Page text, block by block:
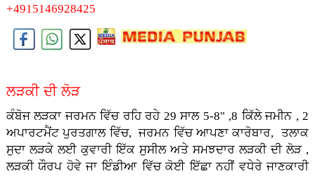
+4915146928425
ਲੜਕੀ ਦੀ ਲੋੜ
ਕੰਬੋਜ ਲੜਕਾ ਜਰਮਨ ਵਿੱਚ ਰਹਿ ਰਹੇ 29 ਸਾਲ 5-8" ,8 ਕਿੱਲੇ ਜਮੀਨ , 2
ਅਪਾਰਟਮੈਂਟ ਪੁਰਤਗਾਲ ਵਿੱਚ, ਜਰਮਨ ਵਿੱਚ ਆਪਣਾ ਕਾਰੋਬਾਰ, ਤਲਾਕ
ਸੁਦਾ ਲੜਕੇ ਲਈ ਕੁਵਾਰੀ ਇੱਕ ਸੁਸੀਲ ਅਤੇ ਸਮਝਦਾਰ ਲੜਕੀ ਦੀ ਲੋੜ ,
ਲੜਕੀ ਯੌਰਪ ਹੋਵੇ ਜਾ ਇੰਡੀਆ ਵਿੱਚ ਕੋਈ ਇੱਛਾ ਨਹੀਂ ਵਧੇਰੇ ਜਾਣਕਾਰੀ